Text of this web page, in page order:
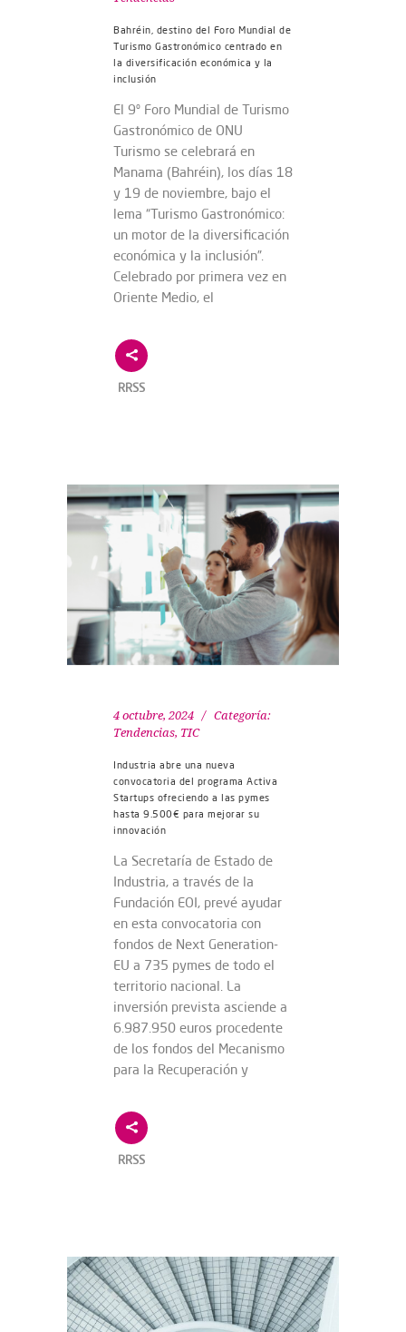
Bahréin, destino del Foro Mundial de
Turismo Gastronómico centrado en
la diversificación económica y la
inclusión
El 9º Foro Mundial de Turismo
Gastronómico de ONU
Turismo se celebrará en
Manama (Bahréin), los días 18
y 19 de noviembre, bajo el
lema “Turismo Gastronómico:
un motor de la diversificación
económica y la inclusión”.
Celebrado por primera vez en
Oriente Medio, el
RRSS
4 octubre, 2024
Categoría:
Tendencias, TIC
Industria abre una nueva
convocatoria del programa Activa
Startups ofreciendo a las pymes
hasta 9.500€ para mejorar su
innovación
La Secretaría de Estado de
Industria, a través de la
Fundación EOI, prevé ayudar
en esta convocatoria con
fondos de Next Generation-
EU a 735 pymes de todo el
territorio nacional. La
inversión prevista asciende a
6.987.950 euros procedente
de los fondos del Mecanismo
para la Recuperación y
RRSS